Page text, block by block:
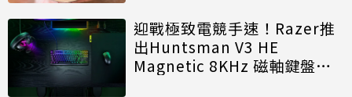
迎戰極致電競手速！Razer推
出Huntsman V3 HE
Magnetic 8KHz 磁軸鍵盤效